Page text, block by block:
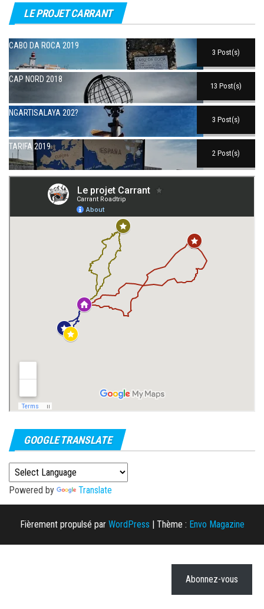
LE PROJET CARRANT
CABO DA ROCA 2019
3 Post(s)
CAP NORD 2018
13 Post(s)
NGARTISALAYA 202?
3 Post(s)
TARIFA 2019
2 Post(s)
GOOGLE TRANSLATE
Powered by Translate
Fièrement propulsé par WordPress | Thème : Envo Magazine
Abonnez-vous